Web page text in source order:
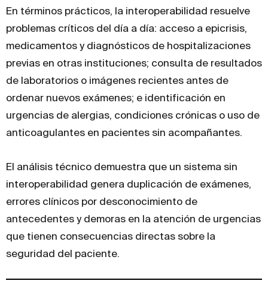
En términos prácticos, la interoperabilidad resuelve
problemas críticos del día a día: acceso a epicrisis,
medicamentos y diagnósticos de hospitalizaciones
previas en otras instituciones; consulta de resultados
de laboratorios o imágenes recientes antes de
ordenar nuevos exámenes; e identificación en
urgencias de alergias, condiciones crónicas o uso de
anticoagulantes en pacientes sin acompañantes.
El análisis técnico demuestra que un sistema sin
interoperabilidad genera duplicación de exámenes,
errores clínicos por desconocimiento de
antecedentes y demoras en la atención de urgencias
que tienen consecuencias directas sobre la
seguridad del paciente.